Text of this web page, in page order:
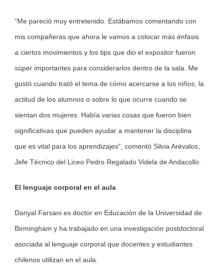
“Me pareció muy entretenido. Estábamos comentando con
mis compañeras que ahora le vamos a colocar más énfasis
a ciertos movimientos y los tips que dio el expositor fueron
súper importantes para considerarlos dentro de la sala. Me
gustó cuando trató el tema de cómo acercarse a los niños, la
actitud de los alumnos o sobre lo que ocurre cuando se
sientan dos mujeres. Había varias cosas que fueron bien
significativas que pueden ayudar a mantener la disciplina
que es vital para los aprendizajes”, comentó Silvia Arévalos,
Jefe Técnico del Liceo Pedro Regalado Videla de Andacollo.
El lenguaje corporal en el aula
Danyal Farsani es doctor en Educación de la Universidad de
Birmingham y ha trabajado en una investigación postdoctoral
asociada al lenguaje corporal que docentes y estudiantes
chilenos utilizan en el aula.